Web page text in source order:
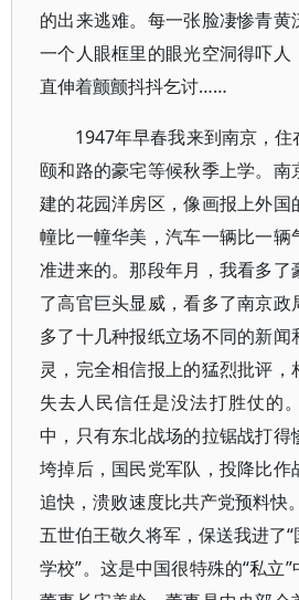
的出来逃难。每一张脸凄惨青
一个人眼框里的眼光空洞得吓人
直伸着颤颤抖抖乞讨……
1947年早春我来到南京，
颐和路的豪宅等候秋季上学。南
建的花园洋房区，像画报上外国
幢比一幢华美，汽车一辆比一辆
准进来的。那段年月，我看多了
了高官巨头显威，看多了南京
多了十几种报纸立场不同的新
灵，完全相信报上的猛烈批评
失去人民信任是没法打胜仗的
中，只有东北战场的拉锯战打得
垮掉后，国民党军队，投降比作
追快，溃败速度比共产党预料快
五世伯王敬久将军，保送我进了
学校”。这是中国很特殊的“私立”